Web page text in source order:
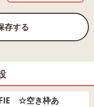
存する
☆空き枠あ